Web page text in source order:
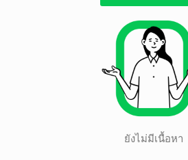
ยังไม่มีเนื้อหา